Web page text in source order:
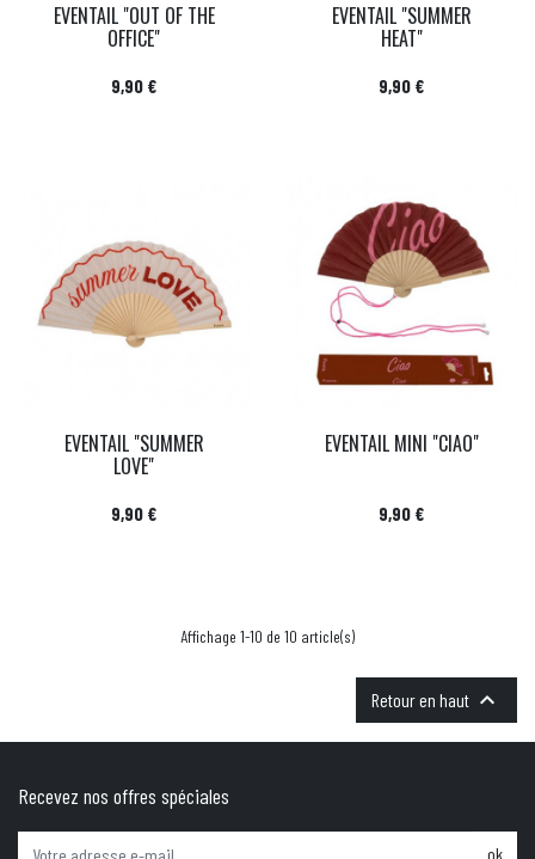
EVENTAIL "OUT OF THE
OFFICE"
Prix
9,90 €
EVENTAIL "SUMMER
HEAT"
Prix
9,90 €
EVENTAIL "SUMMER
LOVE"
Prix
9,90 €
EVENTAIL MINI "CIAO"
Prix
9,90 €
Affichage 1-10 de 10 article(s)
Retour en haut 
Recevez nos offres spéciales
ok